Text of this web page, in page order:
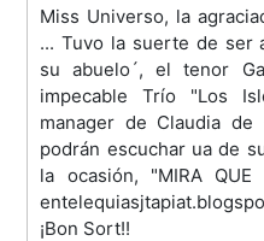
Miss Universo, la
... Tuvo la suerte de ser
su abuelo´, el tenor
impecable Trío "Los
manager de Claudia de
podrán escuchar ua de
la ocasión, "MIRA
¡Bon Sort!!